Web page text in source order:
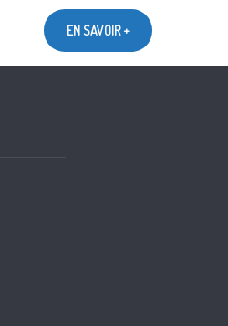
EN SAVOIR +